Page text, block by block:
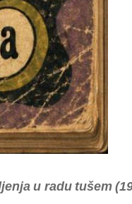
u radu tušem